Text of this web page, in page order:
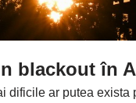
blackout în
dificile ar putea exista